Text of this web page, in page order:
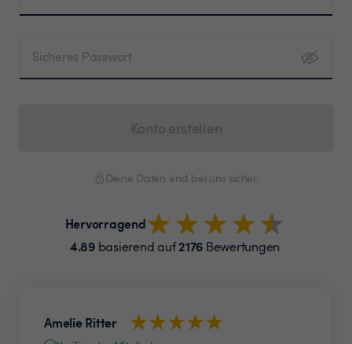
Sicheres Passwort
Deine Daten sind bei uns sicher.
Hervorragend
4.89basierend auf2176 Bewertungen
Amelie Ritter